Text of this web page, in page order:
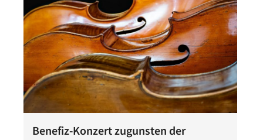
Benefiz-Konzert zugunsten der